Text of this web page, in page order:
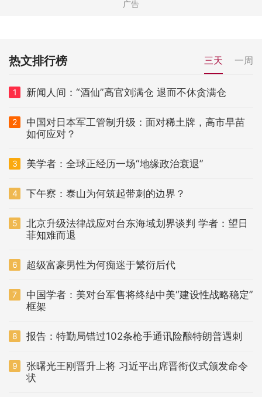
热文排行榜 三天 一周
1 新闻人间：“酒仙”高官刘满仓 退而不休贪满仓
2
中国对日本军工管制升级：面对稀土牌，高市早苗
如何应对？
3 美学者：全球正经历一场“地缘政治衰退”
4 下午察：泰山为何筑起带刺的边界？
5
北京升级法律战应对台东海域划界谈判 学者：望日
菲知难而退
6 超级富豪男性为何痴迷于繁衍后代
7
中国学者：美对台军售将终结中美“建设性战略稳定”
框架
8 报告：特勤局错过102条枪手通讯险酿特朗普遇刺
9
张曙光王刚晋升上将 习近平出席晋衔仪式颁发命令
状